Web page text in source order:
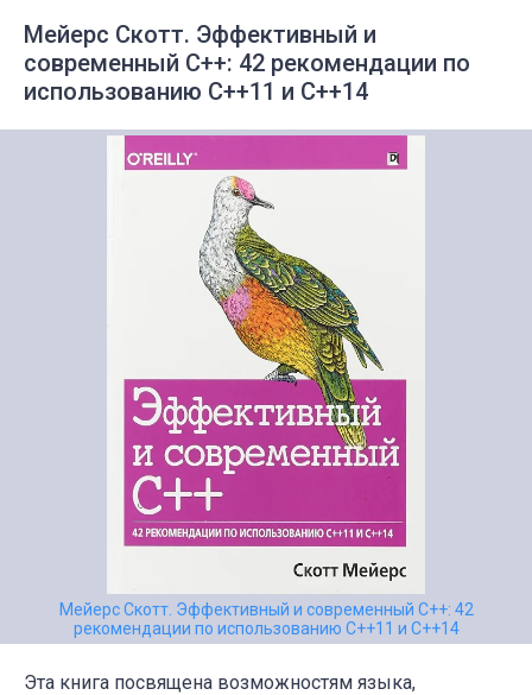
Мейерс Скотт. Эффективный и
современный С++: 42 рекомендации по
использованию C++11 и C++14
Мейерс Скотт. Эффективный и современный С++: 42
рекомендации по использованию C++11 и C++14
Эта книга посвящена возможностям языка,